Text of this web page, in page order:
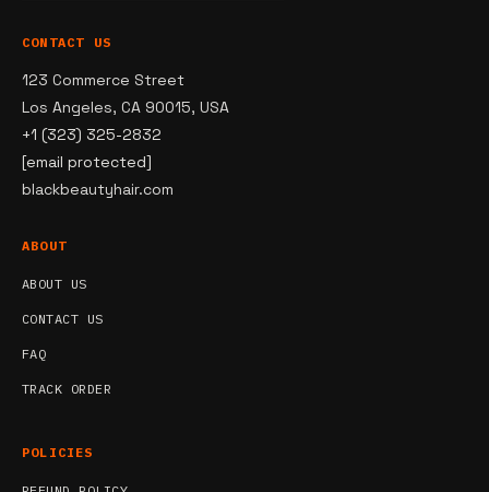
CONTACT US
123 Commerce Street
Los Angeles, CA 90015, USA
+1 (323) 325-2832
[email protected]
blackbeautyhair.com
ABOUT
ABOUT US
CONTACT US
FAQ
TRACK ORDER
POLICIES